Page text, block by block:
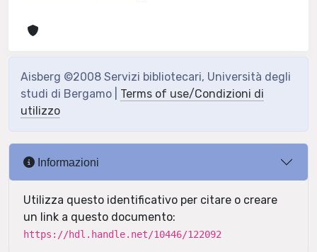
Aisberg ©2008 Servizi bibliotecari, Università degli
studi di Bergamo | Terms of use/Condizioni di
utilizzo
Informazioni
Utilizza questo identificativo per citare o creare
un link a questo documento:
https://hdl.handle.net/10446/122092